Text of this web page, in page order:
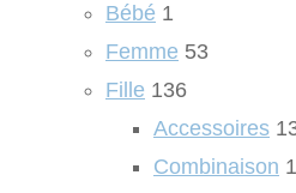
Bébé 1
Femme 53
Fille 136
Accessoires
Combinaison 1